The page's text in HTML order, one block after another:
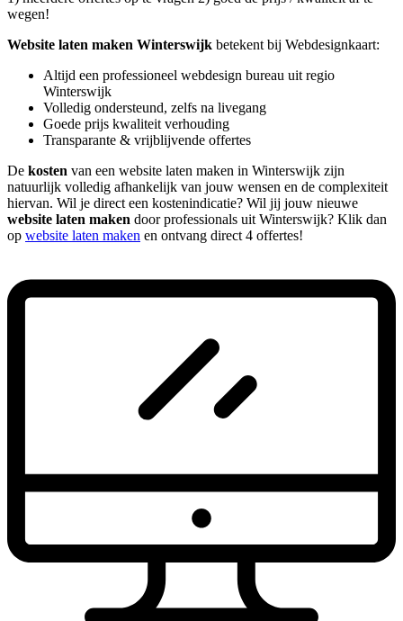
wegen!
Website laten maken Winterswijk betekent bij Webdesignkaart:
Altijd een professioneel webdesign bureau uit regio
Winterswijk
Volledig ondersteund, zelfs na livegang
Goede prijs kwaliteit verhouding
Transparante & vrijblijvende offertes
De kosten van een website laten maken in Winterswijk zijn
natuurlijk volledig afhankelijk van jouw wensen en de complexiteit
hiervan. Wil je direct een kostenindicatie? Wil jij jouw nieuwe
website laten maken door professionals uit Winterswijk? Klik dan
op website laten maken en ontvang direct 4 offertes!